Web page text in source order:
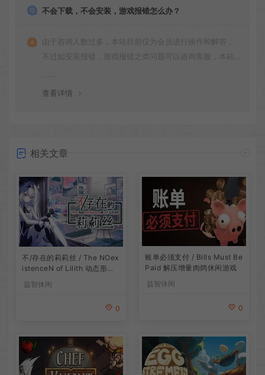
不会下载，不会安装，游戏报错怎么办？
由于咨询人数过多，本站目前仅为会员进行操作和解答，
不过如安装报错，游戏报错之类问题可以咨询客服，本站
查看详情
相关文章
不/存在的莉莉丝 / The NOex
istenceN of Lilith 动态形象
益智休闲
0
账单必须支付 / Bills Must Be
Paid 解压增量肉鸽休闲游戏
益智休闲
0